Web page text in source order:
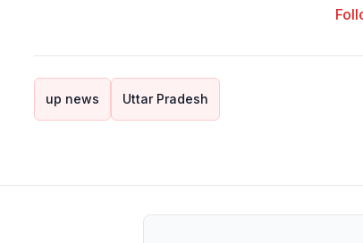
up news Uttar Pradesh